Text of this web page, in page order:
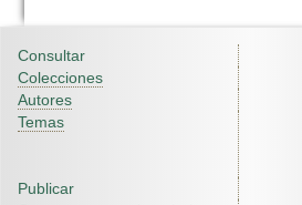
Consultar
Colecciones
Autores
Temas
Publicar